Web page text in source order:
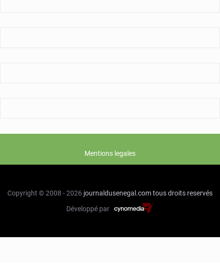
Mentions legales
Copyright © 2008 - 2026 journaldusenegal.comtous droits reservés
Développé par